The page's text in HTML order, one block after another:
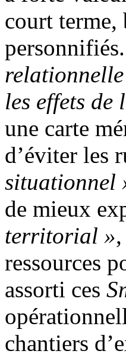
court terme,
les effets de
une carte
d’éviter les
situationnel
de mieux
territorial »
ressources
assorti ces
chantiers